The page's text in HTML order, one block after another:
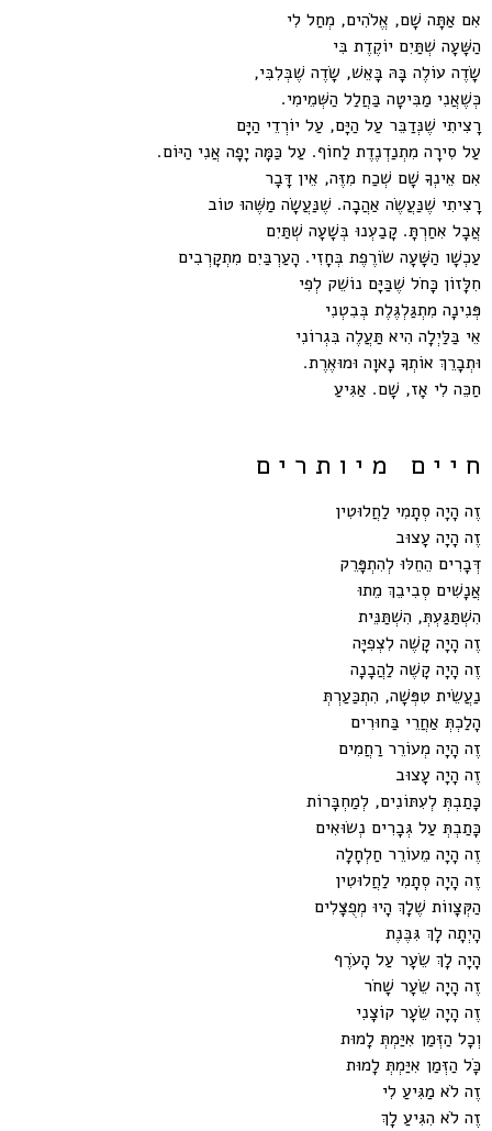
אִם אַתָּה שָׁם, אֱלֹהִים, מְחַל לִי
הַשָּׁעָה שְׁתַּיִם יוֹקֶדֶת בִּי
שָׂדֶה עוֹלֶה בָּהּ בָּאֵשׁ, שָׂדֶה שֶׁבְּלִבִּי,
כְּשֶׁאֲנִי מַבִּיטָה בַּחֲלַל הַשְּׁמֵימִי.
רָצִיתִי שֶׁנְּדַבֵּר עַל הַיָּם, עַל יוֹרְדֵי הַיָּם
עַל סִירָה מִתְנַדְנֶדֶת לַחוֹף. עַל כַּמָּה יָפָה אֲנִי הַיּוֹם.
אִם אֵינְךָ שָׁם שְׁכַח מִזֶּה, אֵין דָּבָר
רָצִיתִי שֶׁנַּעֲשֶׂה אַהֲבָה. שֶׁנַּעֲשָׂה מַשֶּׁהוּ טוֹב
אֲבָל אִחַרְתָּ. קָבַעְנוּ בְּשָׁעָה שְׁתַּיִם
עַכְשָׁו הַשָּׁעָה שׂוֹרֶפֶת בְּחָזִי. הָעַרְבַּיִם מִתְקָרְבִים
חִלָּזוֹן כָּחֹל שֶׁבַּיָּם נוֹשֵׁק לְפִי
פְּנִינָה מִתְגַּלְגֶּלֶת בְּבִטְנִי
אֵי בַּלַּיְלָה הִיא תַּעֲלֶה בִּגְרוֹנִי
וּתְבָרֵךְ אוֹתְךָ נָאוָה וּמוּאֶרֶת.
חַכֵּה לִי אָז, שָׁם. אַגִּיעַ
ח י י ם מ י ו ת ר י ם
זֶה הָיָה סְתָמִי לַחֲלוּטִין
זֶה הָיָה עָצוּב
דְּבָרִים הֵחֵלּוּ לְהִתְפָּרֵק
אֲנָשִׁים סְבִיבֵךְ מֵתוּ
הִשְׁתַּגַּעְתְּ, הִשְׁתַּנֵּית
זֶה הָיָה קָשֶׁה לִצְפִיָּה
זֶה הָיָה קָשֶׁה לַהֲבָנָה
נַעֲשֵׂית טִפְּשָׁה, הִתְכַּעַרְתְּ
הָלַכְתְּ אַחֲרֵי בַּחוּרִים
זֶה הָיָה מְעוֹרֵר רַחֲמִים
זֶה הָיָה עָצוּב
כָּתַבְתְּ לְעִתּוֹנִים, לְמַחְבָּרוֹת
כָּתַבְתְּ עַל גְּבָרִים נְשׂוּאִים
זֶה הָיָה מֵעוֹרֵר חַלְחָלָה
זֶה הָיָה סְתָמִי לַחֲלוּטִין
הַקְּצָווֹת שֶׁלָךְ הָיוּ מְפֻצָּלִים
הָיְתָה לָךְ גִּבֶּנֶת
הָיָה לָךְ שֵׂעָר עַל הָעֹרֶף
זֶה הָיָה שֵׂעָר שָׁחֹר
זֶה הָיָה שֵׂעָר קוֹצָנִי
וְכָל הַזְּמַן אִיַּמְתְּ לָמוּת
כְָֹּל הַזְּמַן אִיַּמְתְּ לָמוּת
זֶה לֹא מַגִּיעַ לִי
זֶה לֹא הִגִּיעַ לָךְ